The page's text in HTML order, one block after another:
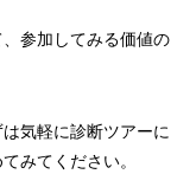
参加してみる価値の
気軽に診断ツアーに
みてください。